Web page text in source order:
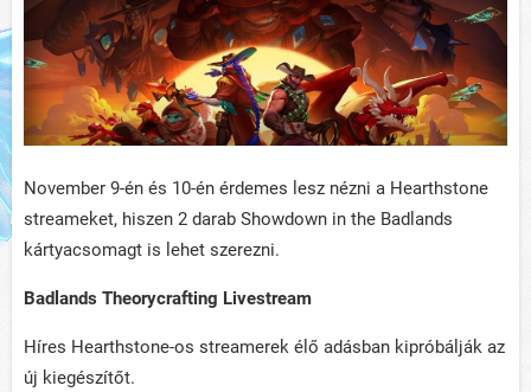
November 9-én és 10-én érdemes lesz nézni a Hearthstone
streameket, hiszen 2 darab Showdown in the Badlands
kártyacsomagt is lehet szerezni.
Badlands Theorycrafting Livestream
Híres Hearthstone-os streamerek élő adásban kipróbálják az
új kiegészítőt.